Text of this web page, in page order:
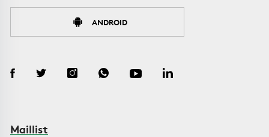
ANDROID
Maillist